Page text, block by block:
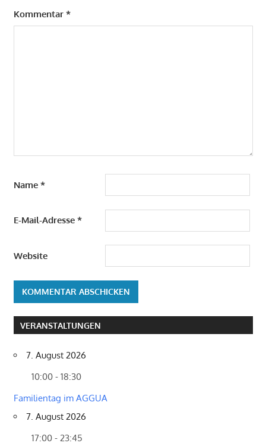
Kommentar *
Name *
E-Mail-Adresse *
Website
VERANSTALTUNGEN
7. August 2026
10:00 - 18:30
Familientag im AGGUA
7. August 2026
17:00 - 23:45